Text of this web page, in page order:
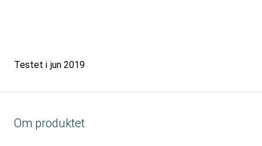
Testet i jun 2019
Om produktet